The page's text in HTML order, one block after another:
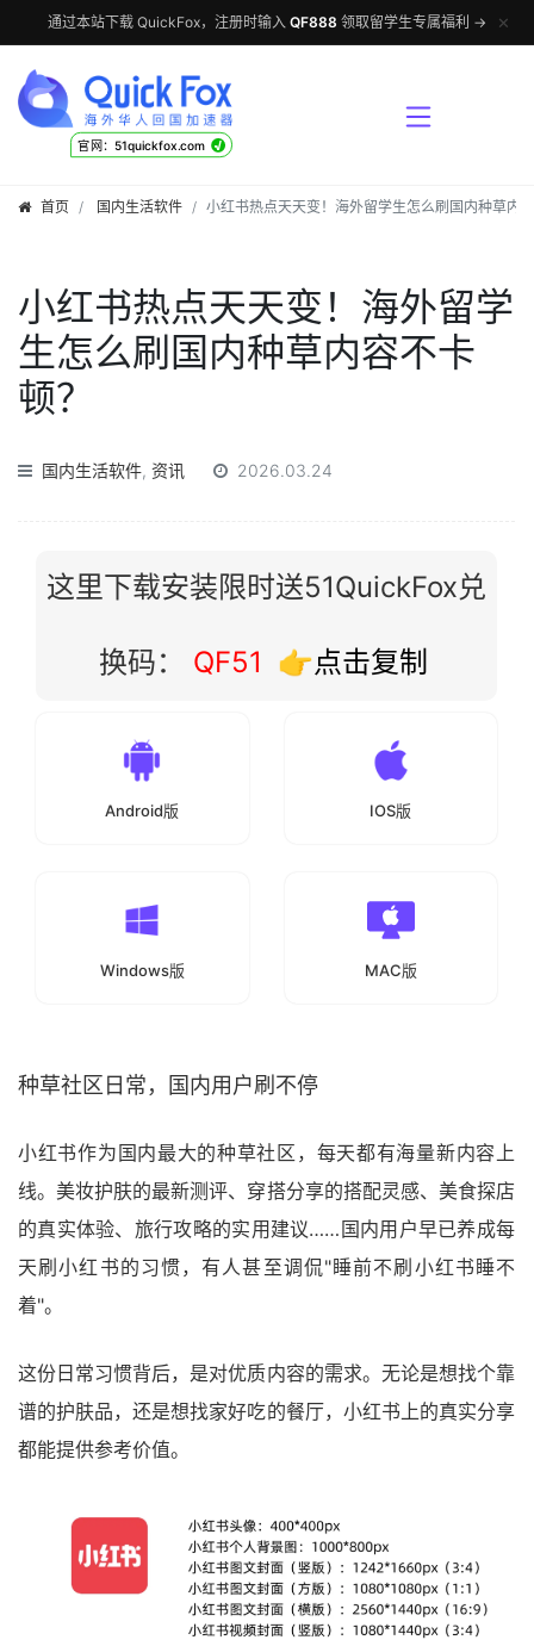
通过本站下载 QuickFox，注册时输入 QF888 领取留学生专属福利 → ✕
官网：51quickfox.com √
首页 国内生活软件 小红书热点天天变！海外留学生怎么刷国内种草内
小红书热点天天变！海外留学
生怎么刷国内种草内容不卡
顿？
国内生活软件, 资讯 2026.03.24
这里下载安装限时送51QuickFox兑
换码： QF51 👉点击复制
Android版 IOS版
Windows版 MAC版
种草社区日常，国内用户刷不停
小红书作为国内最大的种草社区，每天都有海量新内容上
线。美妆护肤的最新测评、穿搭分享的搭配灵感、美食探店
的真实体验、旅行攻略的实用建议……国内用户早已养成每
天刷小红书的习惯，有人甚至调侃"睡前不刷小红书睡不
着"。
这份日常习惯背后，是对优质内容的需求。无论是想找个靠
谱的护肤品，还是想找家好吃的餐厅，小红书上的真实分享
都能提供参考价值。